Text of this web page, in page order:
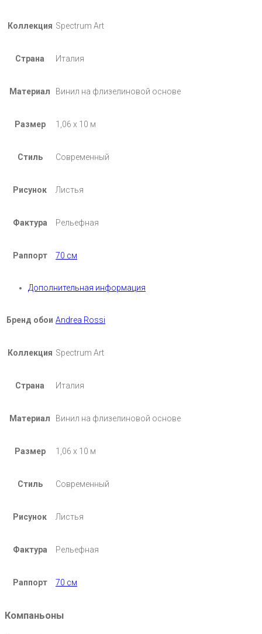
Коллекция Spectrum Art
Страна Италия
Материал Винил на флизелиновой основе
Размер 1,06 х 10 м
Стиль Современный
Рисунок Листья
Фактура Рельефная
Раппорт 70 см
Дополнительная информация
Бренд обои Andrea Rossi
Коллекция Spectrum Art
Страна Италия
Материал Винил на флизелиновой основе
Размер 1,06 х 10 м
Стиль Современный
Рисунок Листья
Фактура Рельефная
Раппорт 70 см
Компаньоны